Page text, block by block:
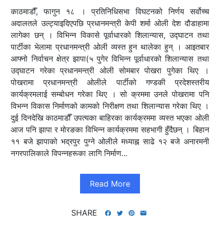
काठमाडौँ, फागुन १८ । प्रतिनिधिसभा विघटनको निर्णय सर्वोच्च
अदालतले उल्ट्याइदिएपछि प्रधानमन्त्री केपी शर्मा ओली देश दौडाहामा
लागेका छन् । विभिन्न विकासे पूर्वाधारको शिलान्यास, उद्घाटन तथा
पार्टीका भेलामा प्रधानमन्त्री ओली व्यस्त हुन थालेका हुन् । आइतबार
आफ्नो निर्वाचन क्षेत्र झापा(५ पुगेर विभिन्न पूर्वाधारको शिलान्यास तथा
उद्घाटन गरेका प्रधानमन्त्री ओली सोमबार पोखरा पुगेका थिए ।
पोखरामा प्रधानमन्त्री ओलीले पार्टीको गण्डकी प्रदेशस्तरीय
कार्यक्रमलाई सम्बोधन गरेका थिए । सो क्रममा उनले पोखरामा पनि
विभन्न विकास निर्माणको कामको निरीक्षण तथा शिलान्यास गरेका थिए ।
दुई दिनदेखि काठमाडौँ उपत्यका बाहिरका कार्यक्रममा व्यस्त भएका ओली
आज पनि झापा र मोरङका विभिन्न कार्यक्रममा सहभागी हुँदैछन् । बिहान
११ बजे झापाको भद्रपुर पुग्ने ओलीले मध्याह्न साढे १२ बजे अनारमनी
नगरपालिकाले विपन्नहरूका लागि निर्माण...
Read More
SHARE